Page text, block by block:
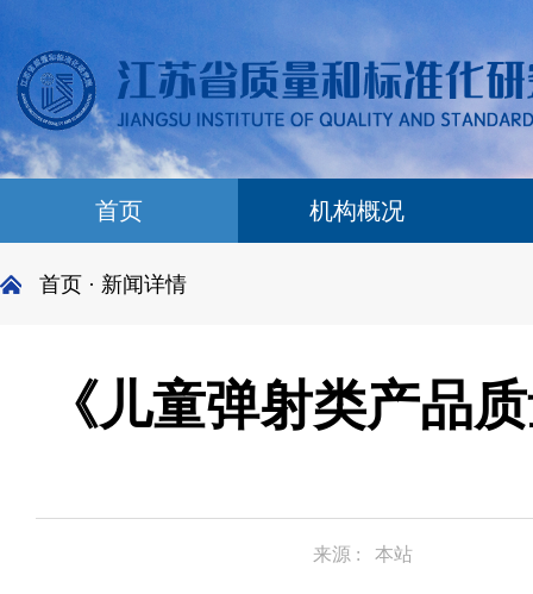
首页 机构概况
首页 · 新闻详情
《儿童弹射类产品
来源 : 本站